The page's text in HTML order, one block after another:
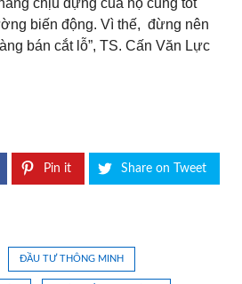
chịu đựng của họ cũng tốt
biến động. Vì thế, đừng nên
bán cắt lỗ”, TS. Cấn Văn Lực
Pin it Share on Tweet
ĐẦU TƯ THÔNG MINH